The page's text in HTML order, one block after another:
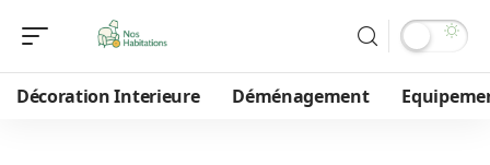
Décoration Interieure Déménagement